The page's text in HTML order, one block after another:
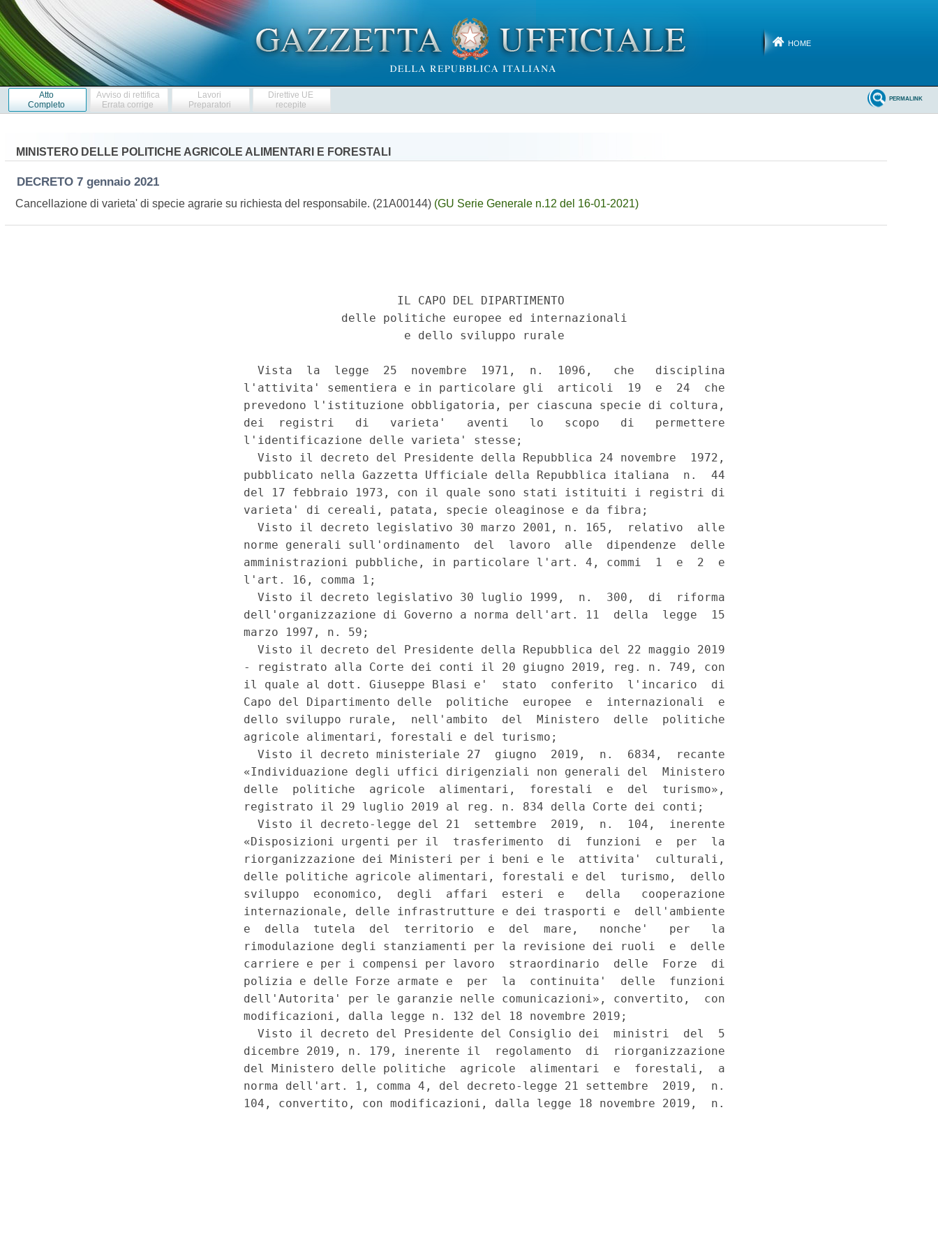
HOME
Atto
Completo
Avviso di rettifica
Errata corrige
Lavori
Preparatori
Direttive UE
recepite
PERMALINK
MINISTERO DELLE POLITICHE AGRICOLE ALIMENTARI E FORESTALI
DECRETO 7 gennaio 2021
Cancellazione di varieta' di specie agrarie su richiesta del responsabile. (21A00144) (GU Serie Generale n.12 del 16-01-2021)